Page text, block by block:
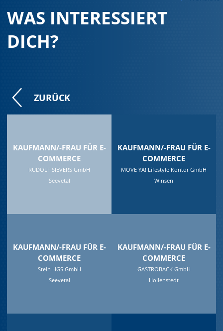
WAS INTERESSIERT
DICH?
ZURÜCK
KAUFMANN/-FRAU FÜR E-
COMMERCE
RUDOLF SIEVERS GmbH
Seevetal
KAUFMANN/-FRAU FÜR E-
COMMERCE
MOVE YA! Lifestyle Kontor GmbH
Winsen
KAUFMANN/-FRAU FÜR E-
COMMERCE
Stein HGS GmbH
Seevetal
KAUFMANN/-FRAU FÜR E-
COMMERCE
GASTROBACK GmbH
Hollenstedt